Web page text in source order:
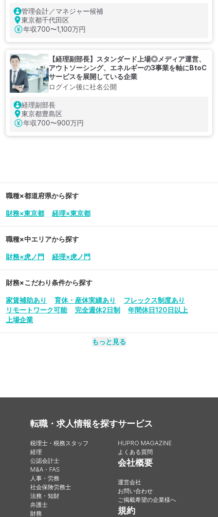
管理会計／マネジャー候補
東京都千代田区
年収700〜1,100万円
【経理副部長】スタンダード上場◎メディア運営、
アウトソーシング、エネルギーの3事業を軸にBtoC
サービスを展開している企業
ログイン後に社名公開
経理副部長
東京都豊島区
年収700〜900万円
職種×都道府県から探す
財務×東京都 経理×東京都
職種×中エリアから探す
財務×虎ノ門 経理×虎ノ門
財務×こだわり条件から探す
家賃補助あり 育休・産休実績あり
フレックス制度あり
リモートワーク可能
完全週休2日制
年間休日120日以上
上場企業
もっと見る
転職・求人情報を探す
税理士・税務スタッフ
経理
公認会計士
M&A・FAS
人事・労務
社会保険労務士
法務・知財
弁護士
財務
サービス
HUPRO MAGAZINE
よくある質問
会社概要
運営会社
お問い合わせ
ご掲載希望の企業様へ
規約